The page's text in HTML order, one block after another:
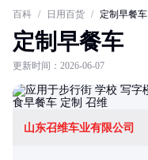
百科 / 日用百货 / 定制早餐车
定制早餐车
更新时间：2026-06-07
山东召维车业有限公司